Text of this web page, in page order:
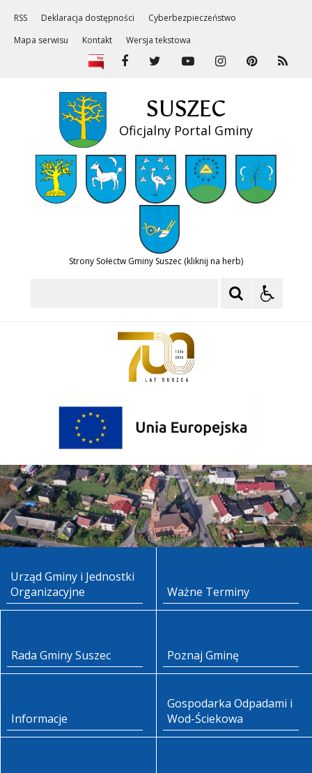
RSS Deklaracja dostępności
Cyberbezpieczeństwo
Mapa serwisu
Kontakt Wersja tekstowa
SUSZEC
Oficjalny Portal Gminy
Strony Sołectw Gminy Suszec (kliknij na herb)
Urząd Gminy i Jednostki
Organizacyjne
Ważne Terminy
Rada Gminy Suszec Poznaj Gminę
Informacje
Gospodarka Odpadami i
Wod-Ściekowa